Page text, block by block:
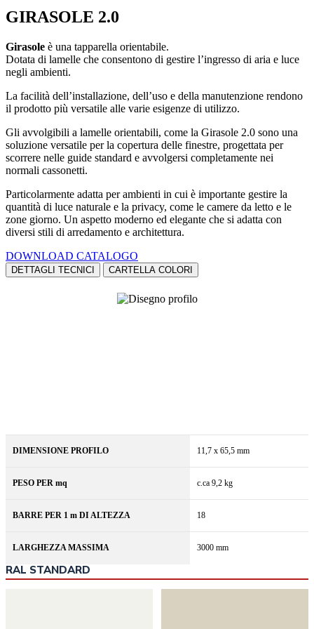
GIRASOLE 2.0
Girasole è una tapparella orientabile.
Dotata di lamelle che consentono di gestire l’ingresso di aria e luce
negli ambienti.
La facilità dell’installazione, dell’uso e della manutenzione rendono
il prodotto più versatile alle varie esigenze di utilizzo.
Gli avvolgibili a lamelle orientabili, come la Girasole 2.0 sono una
soluzione versatile per la copertura delle finestre, progettata per
scorrere nelle guide standard e avvolgersi completamente nei
normali cassonetti.
Particolarmente adatta per ambienti in cui è importante gestire la
quantità di luce naturale e la privacy, come le camere da letto e le
zone giorno. Un aspetto moderno ed elegante che si adatta con
diversi stili di arredamento e architettura.
DOWNLOAD CATALOGO
DETTAGLI TECNICI CARTELLA COLORI
DIMENSIONE PROFILO 11,7 x 65,5 mm
PESO PER mq c.ca 9,2 kg
BARRE PER 1 m DI ALTEZZA 18
LARGHEZZA MASSIMA 3000 mm
RAL STANDARD